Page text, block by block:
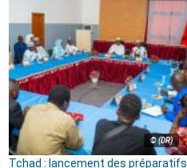
© (DR)
Tchad : lancement des préparatifs